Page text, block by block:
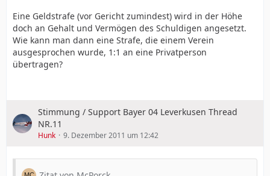
Eine Geldstrafe (vor Gericht zumindest) wird in der Höhe
doch an Gehalt und Vermögen des Schuldigen angesetzt.
Wie kann man dann eine Strafe, die einem Verein
ausgesprochen wurde, 1:1 an eine Privatperson
übertragen?
Stimmung / Support Bayer 04 Leverkusen Thread
NR.11
Hunk 9. Dezember 2011 um 12:42